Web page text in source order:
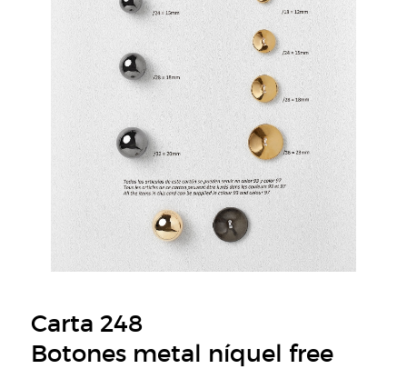
Carta 248
Botones metal níquel free